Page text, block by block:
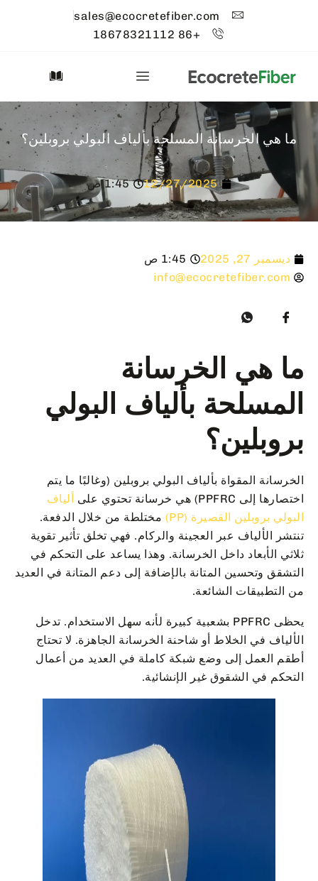
sales@ecocretefiber.com
+86 18678321112
ما هي الخرسانة المسلحة بألياف البولي بروبلين؟
12/27/2025 1:45 ص
ديسمبر 27, 2025
1:45 ص
info@ecocretefiber.com
ما هي الخرسانة
المسلحة بألياف البولي
بروبلين؟
الخرسانة المقواة بألياف البولي بروبلين (وغالبًا ما يتم
اختصارها إلى PPFRC) هي خرسانة تحتوي على
ألياف
البولي بروبلين القصيرة (PP)
مختلطة من خلال الدفعة.
تنتشر الألياف عبر العجينة والركام. فهي تخلق تأثير تقوية
ثلاثي الأبعاد داخل الخرسانة. وهذا يساعد على التحكم في
التشقق وتحسين المتانة بالإضافة إلى دعم المتانة في العديد
من التطبيقات الشائعة.
يحظى PPFRC بشعبية كبيرة لأنه سهل الاستخدام. تدخل
الألياف في الخلاط أو شاحنة الخرسانة الجاهزة. لا تحتاج
أطقم العمل إلى وضع شبكة كاملة في العديد من أعمال
التحكم في الشقوق غير الإنشائية.